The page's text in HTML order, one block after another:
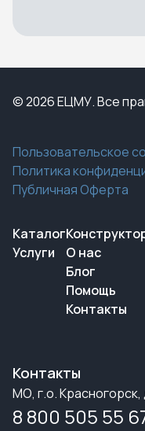
© 2026 ЕЦМУ. Все
Пользовательское
Политика
Публичная Оферта
Каталог
Услуги
О нас
Блог
Помощь
Контакты
Контакты
МО, г.о. Красногорск,
8 800 505 55